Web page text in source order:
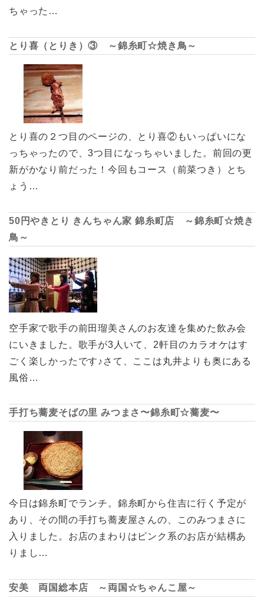
ちゃった…
とり喜（とりき）③ ～錦糸町☆焼き鳥～
とり喜の２つ目のページの、とり喜②もいっぱいにな
っちゃったので、3つ目になっちゃいました。前回の更
新がかなり前だった！今回もコース（前菜つき）とち
ょう…
50円やきとり きんちゃん家 錦糸町店 ～錦糸町☆焼き
鳥～
空手家で歌手の前田瑠美さんのお友達を集めた飲み会
にいきました。歌手が3人いて、2軒目のカラオケはす
ごく楽しかったです♪さて、ここは丸井よりも奥にある
風俗…
手打ち蕎麦そばの里 みつまさ〜錦糸町☆蕎麦〜
今日は錦糸町でランチ。錦糸町から住吉に行く予定が
あり、その間の手打ち蕎麦屋さんの、このみつまさに
入りました。お店のまわりはピンク系のお店が結構あ
りまし…
安美 両国総本店 ～両国☆ちゃんこ屋～